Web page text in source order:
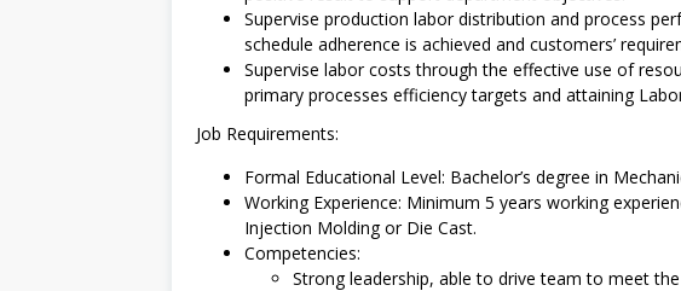
Supervise production labor distribution and process
schedule adherence is achieved and customers’
Supervise labor costs through the effective use of
primary processes efficiency targets and attaining
Job Requirements:
Formal Educational Level: Bachelor’s degree in
Working Experience: Minimum 5 years working
Injection Molding or Die Cast.
Competencies:
Strong leadership, able to drive team to meet